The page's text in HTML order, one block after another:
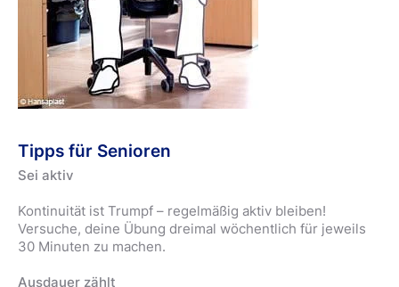
Tipps für Senioren
Sei aktiv
Kontinuität ist Trumpf – regelmäßig aktiv bleiben!
Versuche, deine Übung dreimal wöchentlich für jeweils
30 Minuten zu machen.
Ausdauer zählt